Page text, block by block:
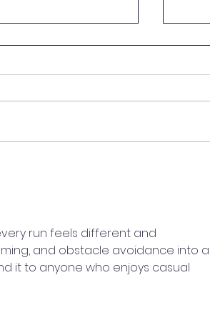
a
run feels different and
and obstacle avoidance into a
it to anyone who enjoys casual